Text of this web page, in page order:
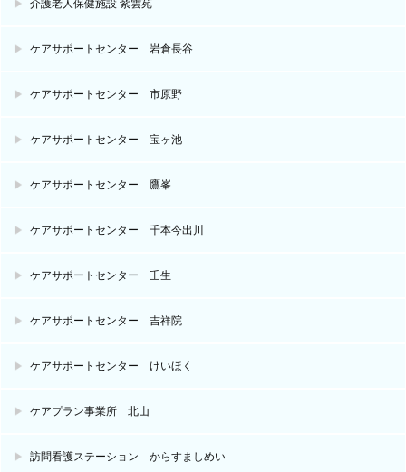
介護老人保健施設 紫雲苑
ケアサポートセンター 岩倉長谷
ケアサポートセンター 市原野
ケアサポートセンター 宝ヶ池
ケアサポートセンター 鷹峯
ケアサポートセンター 千本今出川
ケアサポートセンター 壬生
ケアサポートセンター 吉祥院
ケアサポートセンター けいほく
ケアプラン事業所 北山
訪問看護ステーション からすましめい